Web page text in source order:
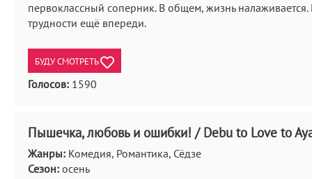
первоклассный соперник. В общем, жизнь
трудности ещё впереди.
БУДУ СМОТРЕТЬ
Голосов: 1590
Пышечка, любовь и ошибки! / Debu to Love to
Жанры: Комедия, Романтика, Сёдзе
Сезон: осень